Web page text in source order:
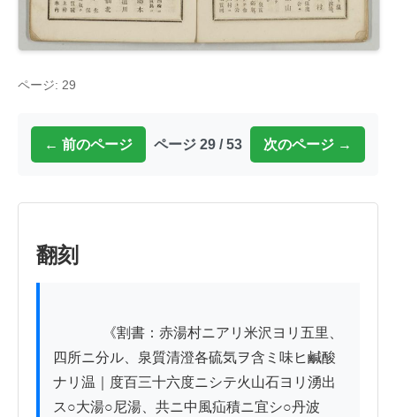
ページ: 29
← 前のページ ページ 29 / 53 次のページ →
翻刻
四所ニ分ル、泉質清澄各硫気ヲ含ミ味ヒ鹹酸
ナリ温｜度百三十六度ニシテ火山石ヨリ湧出
ス○大湯○尼湯、共ニ中風疝積ニ宜シ○丹波